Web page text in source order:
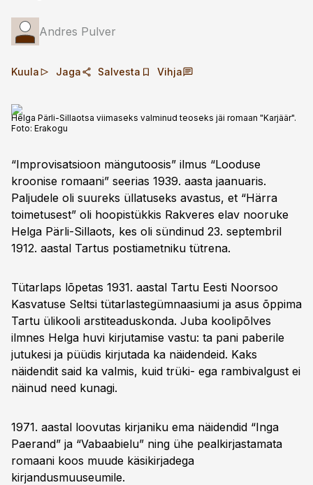
Andres Pulver
Kuula Jaga Salvesta Vihja
Helga Pärli-Sillaotsa viimaseks valminud teoseks jäi romaan "Karjäär".
Foto: Erakogu
“Improvisatsioon mängutoosis” ilmus “Looduse
kroonise romaani” seerias 1939. aasta jaanuaris.
Paljudele oli suureks üllatuseks avastus, et “Härra
toimetusest” oli hoopistükkis Rakveres elav nooruke
Helga Pärli-Sillaots, kes oli sündinud 23. septembril
1912. aastal Tartus postiametniku tütrena.
Tütarlaps lõpetas 1931. aastal Tartu Eesti Noorsoo
Kasvatuse Seltsi tütarlastegümnaasiumi ja asus õppima
Tartu ülikooli arstiteaduskonda. Juba koolipõlves
ilmnes Helga huvi kirjutamise vastu: ta pani paberile
jutukesi ja püüdis kirjutada ka näidendeid. Kaks
näidendit said ka valmis, kuid trüki- ega rambivalgust ei
näinud need kunagi.
1971. aastal loovutas kirjaniku ema näidendid “Inga
Paerand” ja “Vabaabielu” ning ühe pealkirjastamata
romaani koos muude käsikirjadega
kirjandusmuuseumile.